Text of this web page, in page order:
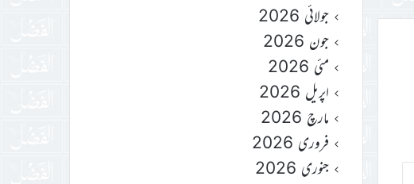
جولائی 2026
جون 2026
مئی 2026
اپریل 2026
مارچ 2026
فروری 2026
جنوری 2026